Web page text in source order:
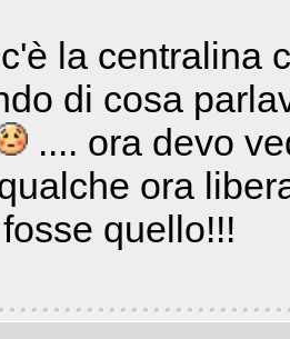
la centralina
di cosa
.... ora devo
ora
quello!!!